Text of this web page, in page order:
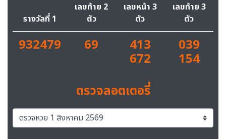
รางวัลที่ 1
เลขท้าย 2
ตัว
เลขหน้า 3
ตัว
เลขท้าย 3
ตัว
932479 69 413
672
039
154
ตรวจลอตเตอรี่